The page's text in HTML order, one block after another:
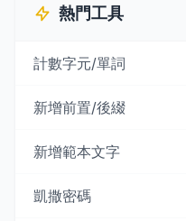
熱門工具
計數字元/單詞
新增前置/後綴
新增範本文字
凱撒密碼